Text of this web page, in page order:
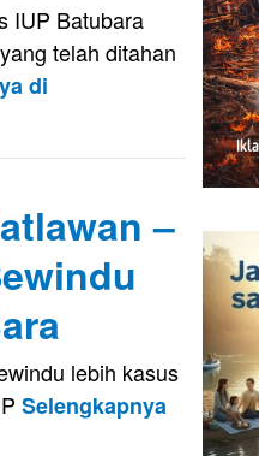
IUP Batubara
telah ditahan
di
–
lebih kasus
Selengkapnya